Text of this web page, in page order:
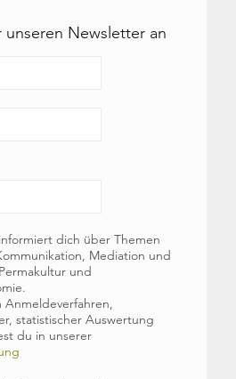
Newsletter an
dich über Themen
Mediation und
und
Anmeldeverfahren,
statistischer Auswertung
du in unserer